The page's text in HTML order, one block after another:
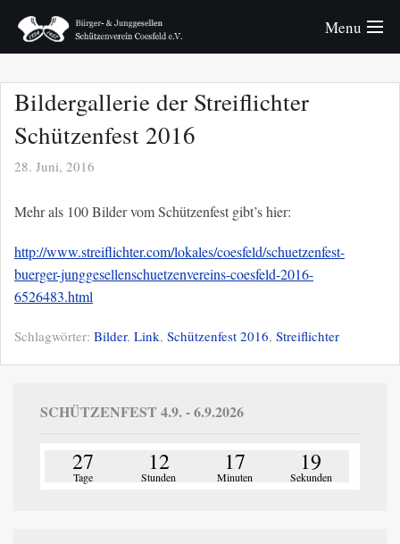
Menu
Königspaare
Bürger
Junggesellen
Schützenfest
Fotos
Bildergallerie der Streiflichter
Schützenfest 2016
28. Juni, 2016
Mehr als 100 Bilder vom Schützenfest gibt’s hier:
http://www.streiflichter.com/lokales/coesfeld/schuetzenfest-
buerger-junggesellenschuetzenvereins-coesfeld-2016-
6526483.html
Schlagwörter: Bilder, Link, Schützenfest 2016, Streiflichter
SCHÜTZENFEST 4.9. - 6.9.2026
27
Tage
12
Stunden
17
Minuten
18
Sekunden